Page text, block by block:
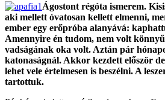
Ágostont régóta ismerem.
aki mellett óvatosan kellett elmenni,
ember egy erőpróba alanyává:
Amennyire én tudom, nem volt
vadságának oka volt. Aztán pár
katonaságnál. Akkor kezdett először
lehet vele értelmesen is beszélni. A
tartottuk.